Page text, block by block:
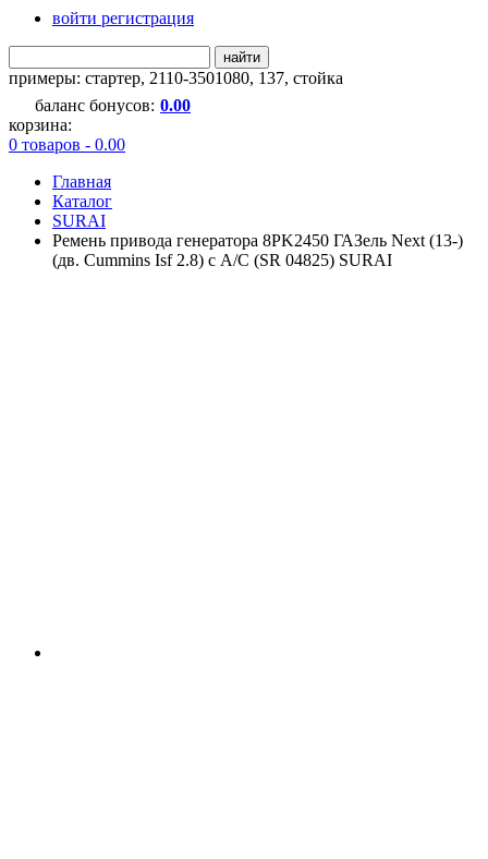
войти регистрация
найти
примеры: стартер, 2110-3501080, 137, стойка
баланс бонусов: 0.00
корзина:
0 товаров - 0.00
Главная
Каталог
SURAI
Ремень привода генератора 8PK2450 ГАЗель Next (13-)
(дв. Cummins Isf 2.8) с A/C (SR 04825) SURAI